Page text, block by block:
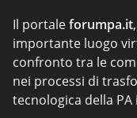
Il portaleforumpa.it
importante luogo
confronto tra le
nei processi di
tecnologica della PA